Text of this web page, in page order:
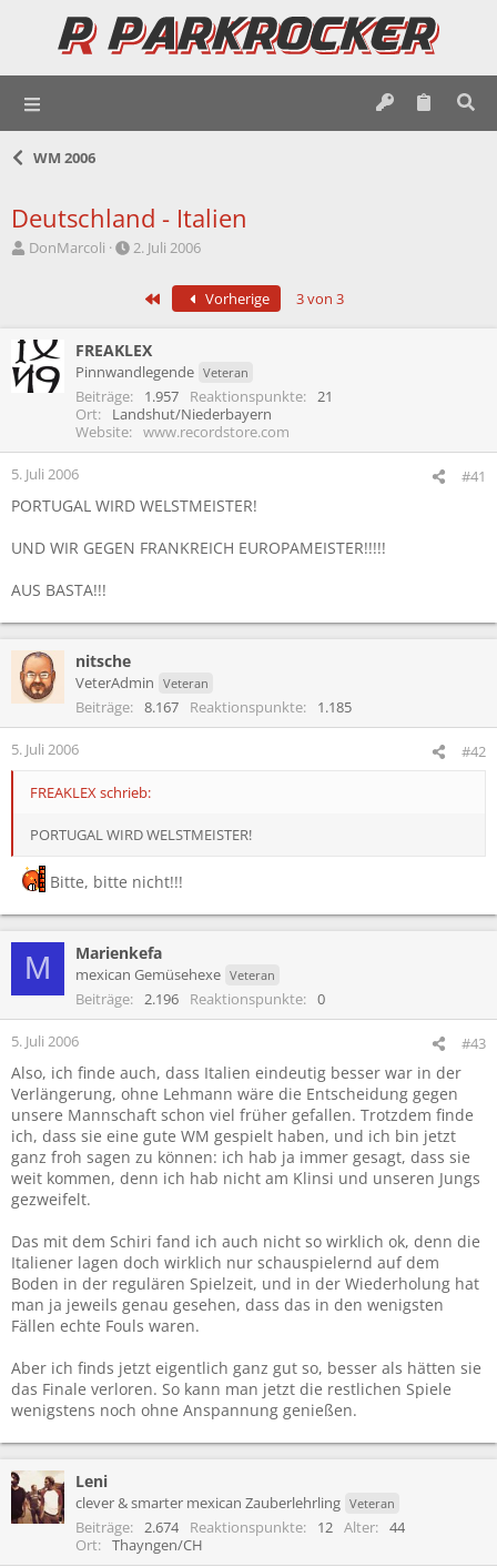
WM 2006
Deutschland - Italien
E
l
e
DonMarcoli
E
l
l
a
m
2. Juli 2006
Erste Vorherige 3 von 3
FREAKLEX
Pinnwandlegende Veteran
Beiträge 1.957 Reaktionspunkte
21
Ort
Landshut/Niederbayern
Website
www.recordstore.com
5. Juli 2006 #41
PORTUGAL WIRD WELSTMEISTER!
UND WIR GEGEN FRANKREICH EUROPAMEISTER!!!!!
AUS BASTA!!!
nitsche
VeterAdmin Veteran
Beiträge 8.167 Reaktionspunkte 1.185
5. Juli 2006 #42
FREAKLEX schrieb:
PORTUGAL WIRD WELSTMEISTER!
Bitte, bitte nicht!!!
M Marienkefa
mexican Gemüsehexe Veteran
Beiträge 2.196 Reaktionspunkte 0
5. Juli 2006 #43
Also, ich finde auch, dass Italien eindeutig besser war in der
Verlängerung, ohne Lehmann wäre die Entscheidung gegen
unsere Mannschaft schon viel früher gefallen. Trotzdem finde
ich, dass sie eine gute WM gespielt haben, und ich bin jetzt
ganz froh sagen zu können: ich hab ja immer gesagt, dass sie
weit kommen, denn ich hab nicht am Klinsi und unseren Jungs
gezweifelt.
Das mit dem Schiri fand ich auch nicht so wirklich ok, denn die
Italiener lagen doch wirklich nur schauspielernd auf dem
Boden in der regulären Spielzeit, und in der Wiederholung hat
man ja jeweils genau gesehen, dass das in den wenigsten
Fällen echte Fouls waren.
Aber ich finds jetzt eigentlich ganz gut so, besser als hätten sie
das Finale verloren. So kann man jetzt die restlichen Spiele
wenigstens noch ohne Anspannung genießen.
Leni
clever & smarter mexican Zauberlehrling Veteran
Beiträge 2.674 Reaktionspunkte 12 Alter
44
Ort
Thayngen/CH